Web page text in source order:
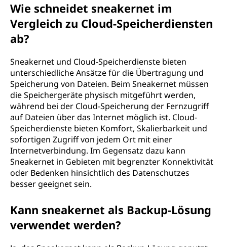
Wie schneidet sneakernet im
Vergleich zu Cloud-Speicherdiensten
ab?
Sneakernet und Cloud-Speicherdienste bieten
unterschiedliche Ansätze für die Übertragung und
Speicherung von Dateien. Beim Sneakernet müssen
die Speichergeräte physisch mitgeführt werden,
während bei der Cloud-Speicherung der Fernzugriff
auf Dateien über das Internet möglich ist. Cloud-
Speicherdienste bieten Komfort, Skalierbarkeit und
sofortigen Zugriff von jedem Ort mit einer
Internetverbindung. Im Gegensatz dazu kann
Sneakernet in Gebieten mit begrenzter Konnektivität
oder Bedenken hinsichtlich des Datenschutzes
besser geeignet sein.
Kann sneakernet als Backup-Lösung
verwendet werden?